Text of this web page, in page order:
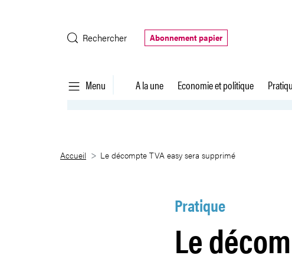
Rechercher
Abonnement papier
Menu A la une Economie et politique
Le décompte TVA easy sera
Accueil Le décompte TVA easy sera supprimé
Pratique
Le